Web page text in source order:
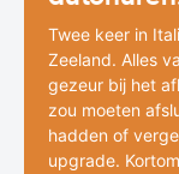
Twee keer in
Zeeland. Alles
gezeur bij het
zou moeten
hadden of
upgrade.